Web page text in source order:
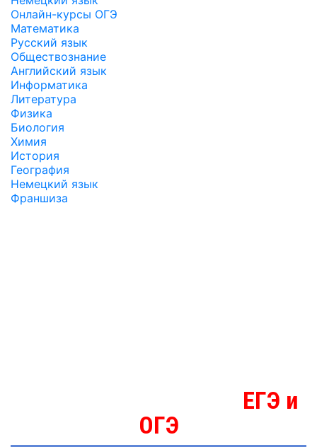
Онлайн-курсы ОГЭ
Математика
Русский язык
Обществознание
Английский язык
Информатика
Литература
Физика
Биология
Химия
История
География
Немецкий язык
Франшиза
ЕГЭ и
ОГЭ